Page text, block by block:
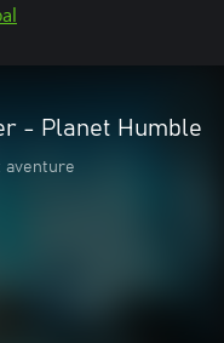
- Planet Humble
aventure